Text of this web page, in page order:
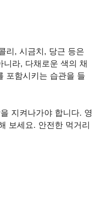
리, 시금치, 당근 등은
라, 다채로운 색의 채
포함시키는 습관을 들
지켜나가야 합니다. 영
보세요. 안전한 먹거리